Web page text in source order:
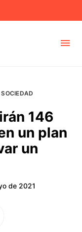
SOCIEDAD
146
un plan
un
de 2021